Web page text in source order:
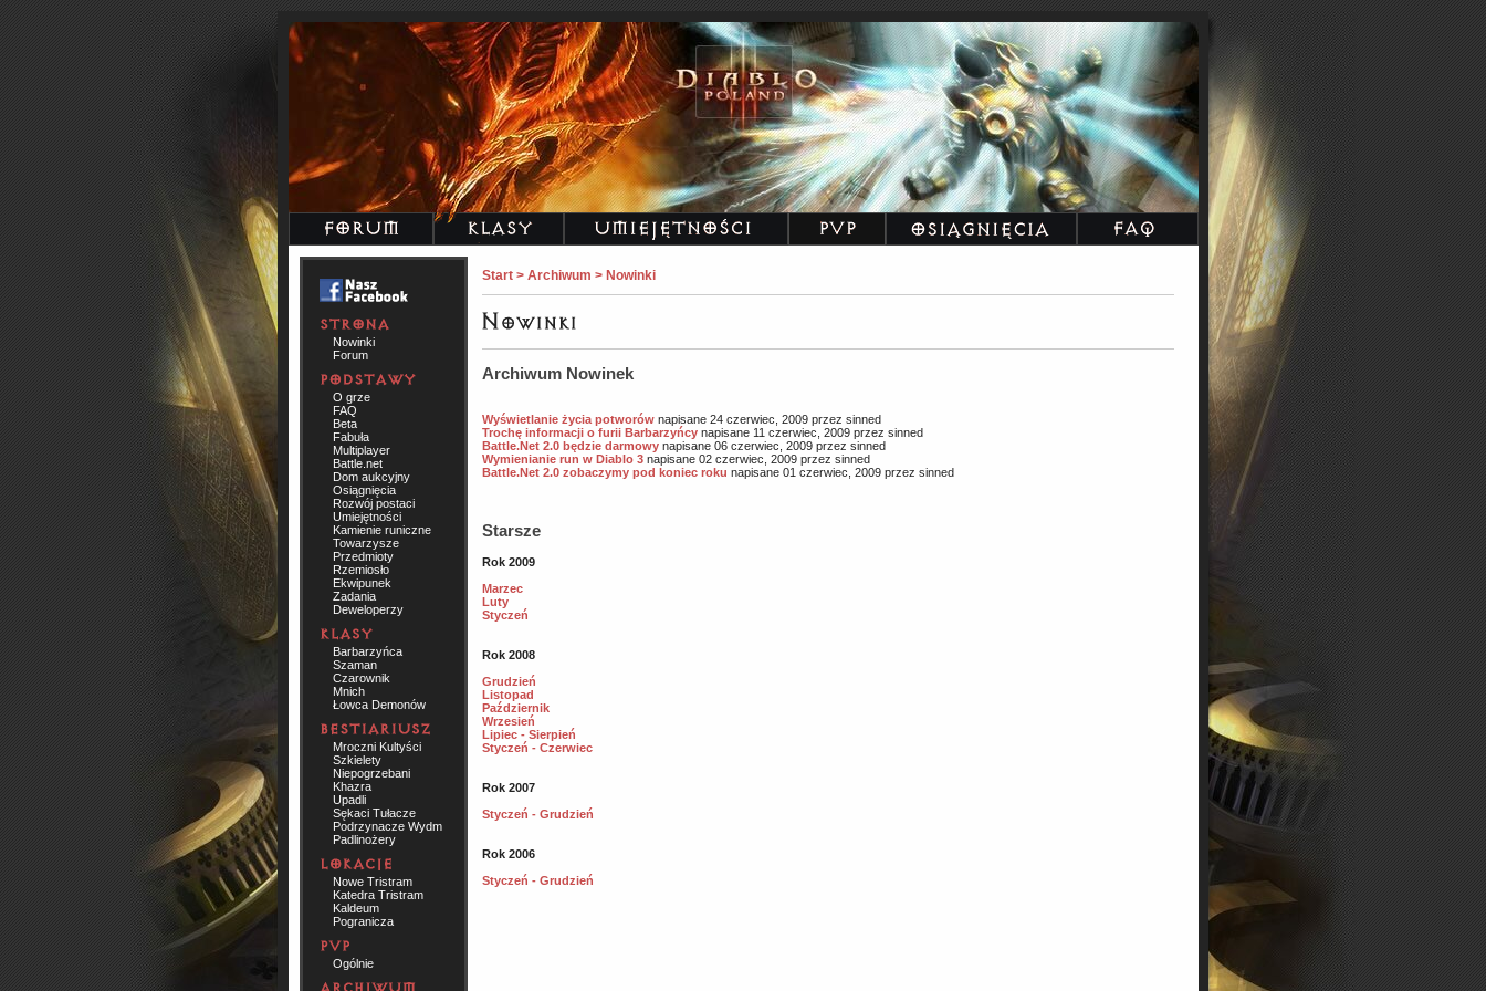
Nowinki
Forum
O grze
FAQ
Beta
Fabuła
Multiplayer
Battle.net
Dom aukcyjny
Osiągnięcia
Rozwój postaci
Umiejętności
Kamienie runiczne
Towarzysze
Przedmioty
Rzemiosło
Ekwipunek
Zadania
Deweloperzy
Barbarzyńca
Szaman
Czarownik
Mnich
Łowca Demonów
Mroczni Kultyści
Szkielety
Niepogrzebani
Khazra
Upadli
Sękaci Tułacze
Podrzynacze Wydm
Padlinożery
Nowe Tristram
Katedra Tristram
Kaldeum
Pogranicza
Ogólnie
Start > Archiwum > Nowinki
Archiwum Nowinek
Wyświetlanie życia potworównapisane 24 czerwiec, 2009 przez sinned
Trochę informacji o furii Barbarzyńcynapisane 11 czerwiec, 2009 przez sinned
Battle.Net 2.0 będzie darmowynapisane 06 czerwiec, 2009 przez sinned
Wymienianie run w Diablo 3napisane 02 czerwiec, 2009 przez sinned
Battle.Net 2.0 zobaczymy pod koniec roku napisane 01 czerwiec, 2009 przez sinned
Starsze
Rok 2009
Marzec
Luty
Styczeń
Rok 2008
Grudzień
Listopad
Październik
Wrzesień
Lipiec - Sierpień
Styczeń - Czerwiec
Rok 2007
Styczeń - Grudzień
Rok 2006
Styczeń - Grudzień